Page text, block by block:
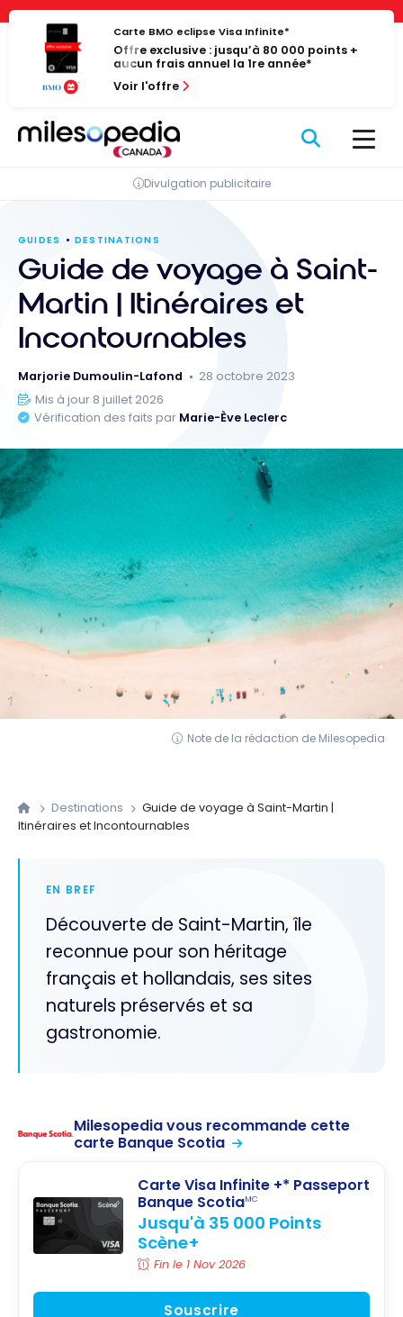
Panneau de gestion des cookies
Passer
contenu
Carte BMO eclipse Visa Infinite*
Offre exclusive : jusqu’à 80 000 points +
aucun frais annuel la 1re année*
Voir l'offre
Divulgation publicitaire
GUIDES DESTINATIONS
Guide de voyage à Saint-
Martin | Itinéraires et
Incontournables
Marjorie Dumoulin-Lafond
28 octobre 2023
Mis à jour 8 juillet 2026
Vérification des faits par Marie-Ève Leclerc
Note de la rédaction de Milesopedia
Destinations
Guide de voyage à Saint-Martin |
Itinéraires et Incontournables
EN BREF
Découverte de Saint-Martin, île
reconnue pour son héritage
français et hollandais, ses sites
naturels préservés et sa
gastronomie.
Milesopedia vous recommande cette
carte Banque Scotia
Carte Visa Infinite +* Passeport
Banque ScotiaMC
Jusqu'à 35 000 Points
Scène+
Fin le 1 Nov 2026
Souscrire